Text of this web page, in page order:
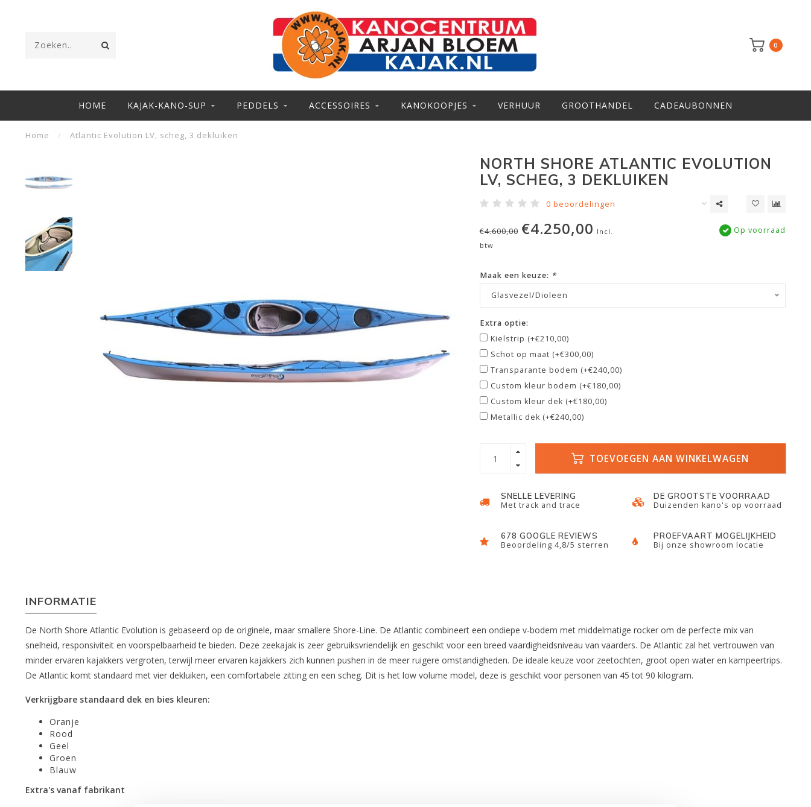
0
HOME KAJAK-KANO-SUP PEDDELS ACCESSOIRES KANOKOOPJES VERHUUR GROOTHANDEL CADEAUBONNEN
Home / Atlantic Evolution LV, scheg, 3 dekluiken
NORTH SHORE ATLANTIC EVOLUTION
LV, SCHEG, 3 DEKLUIKEN
0 beoordelingen
€4.600,00 €4.250,00 Incl.
btw
Op voorraad
Maak een keuze: *
Glasvezel/Dioleen
Extra optie:
Kielstrip (+€210,00)
Schot op maat (+€300,00)
Transparante bodem (+€240,00)
Custom kleur bodem (+€180,00)
Custom kleur dek (+€180,00)
Metallic dek (+€240,00)
TOEVOEGEN AAN WINKELWAGEN
SNELLE LEVERING
Met track and trace
DE GROOTSTE VOORRAAD
Duizenden kano's op voorraad
678 GOOGLE REVIEWS
Beoordeling 4,8/5 sterren
PROEFVAART MOGELIJKHEID
Bij onze showroom locatie
INFORMATIE
De North Shore Atlantic Evolution is gebaseerd op de originele, maar smallere Shore-Line. De Atlantic combineert een ondiepe v-bodem met middelmatige rocker om de perfecte mix van
snelheid, responsiviteit en voorspelbaarheid te bieden. Deze zeekajak is zeer gebruiksvriendelijk en geschikt voor een breed vaardigheidsniveau van vaarders. De Atlantic zal het vertrouwen van
minder ervaren kajakkers vergroten, terwijl meer ervaren kajakkers zich kunnen pushen in de meer ruigere omstandigheden. De ideale keuze voor zeetochten, groot open water en kampeertrips.
De Atlantic komt standaard met vier dekluiken, een comfortabele zitting en een scheg. Dit is het low volume model, deze is geschikt voor personen van 45 tot 90 kilogram.
Verkrijgbare standaard dek en bies kleuren:
Oranje
Rood
Geel
Groen
Blauw
Extra's vanaf fabrikant